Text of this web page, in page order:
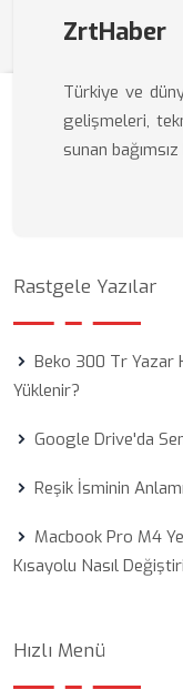
ZrtHaber
Türkiye ve
gelişmeleri,
sunan
Rastgele Yazılar
Beko 300 Tr Yazar
Yüklenir?
Google Drive'da
Reşik İsminin
Macbook Pro M4
Kısayolu Nasıl
Hızlı Menü